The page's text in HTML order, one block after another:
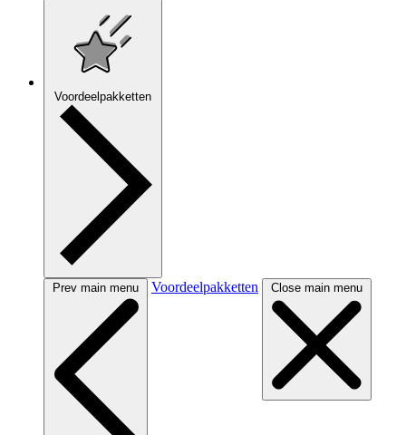
Voordeelpakketten
Prev main menu Voordeelpakketten Close main menu